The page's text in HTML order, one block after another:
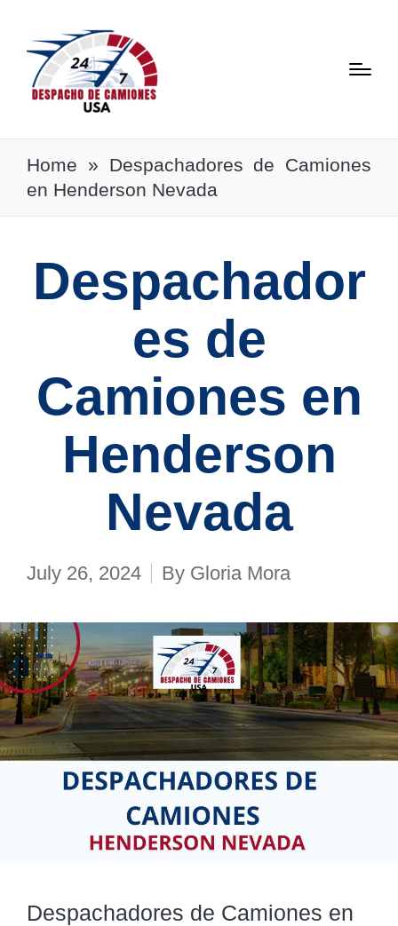
Home » Despachadores de Camiones
en Henderson Nevada
Despachador
es de
Camiones en
Henderson
Nevada
July 26, 2024
Posted
By Gloria Mora
Despachadores de Camiones en